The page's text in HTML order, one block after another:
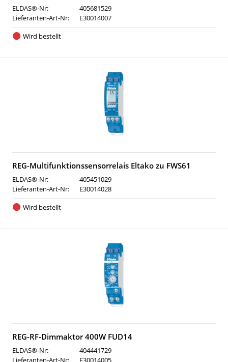
ELDAS®-Nr:
405681529
Lieferanten-Art-Nr:
E30014007
Wird bestellt
REG-Multifunktionssensorrelais Eltako zu FWS61
ELDAS®-Nr:
405451029
Lieferanten-Art-Nr:
E30014028
Wird bestellt
REG-RF-Dimmaktor 400W FUD14
ELDAS®-Nr:
404441729
Lieferanten-Art-Nr:
E30014005